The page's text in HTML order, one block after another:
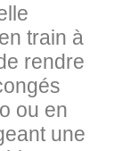
train à
rendre
ou en
une